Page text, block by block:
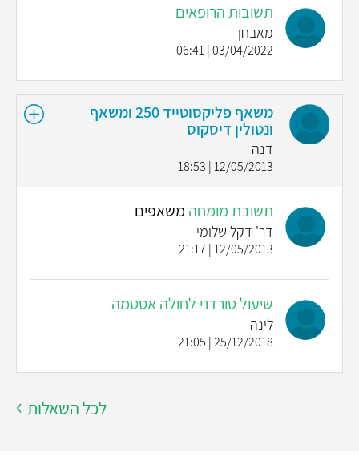
תשובות הרופאים
מאבחן
03/04/2022 | 06:41
משאף פליקסוטייד 250 ומשאף
ונטולין דיסקוס
דנה
12/05/2013 | 18:53
תשובת מומחה משאפים
דר' דקל שלומי
12/05/2013 | 21:17
שיעול טורדני לחולה אסטמה
לינה
25/12/2018 | 21:05
לכל השאלות